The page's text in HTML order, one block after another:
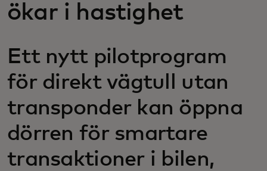
Nyheter och trender
ökar i hastighet
Ett nytt pilotprogram
för direkt vägtull utan
transponder kan öppna
dörren för smartare
transaktioner i bilen,